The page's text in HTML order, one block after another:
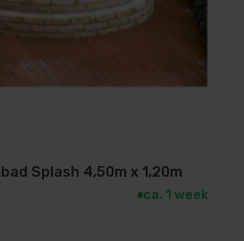
Splash 4,50m x 1,20m
ca. 1 week